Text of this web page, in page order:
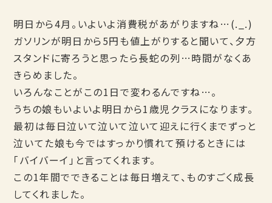
明日から4月。いよいよ消費税があがりますね…(._.)
ガソリンが明日から5円も値上がりすると聞いて、夕方
スタンドに寄ろうと思ったら長蛇の列…時間がなくあ
きらめました。
いろんなことがこの1日で変わるんですね…。
うちの娘もいよいよ明日から1歳児クラスになります。
最初は毎日泣いて泣いて泣いて迎えに行くまでずっと
泣いてた娘も今ではすっかり慣れて預けるときには
「バイバーイ」と言ってくれます。
この1年間でできることは毎日増えて、ものすごく成長
してくれました。